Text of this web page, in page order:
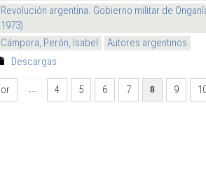
Revolución argentina. Gobierno militar de
1973)
Cámpora, Perón, Isabel
Autores argentinos
Descargas
4 5 6 7 8 9